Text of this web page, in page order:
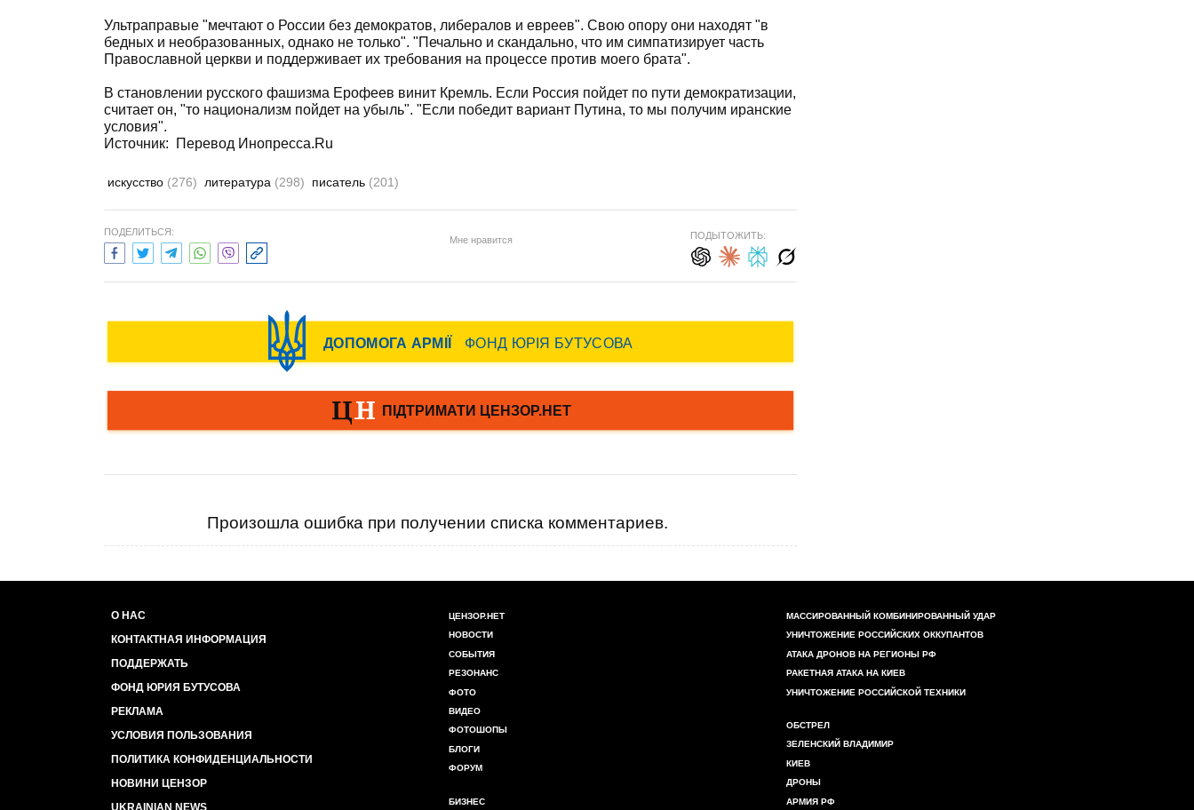
Ультраправые "мечтают о России без демократов, либералов и евреев". Свою опору они находят "в
бедных и необразованных, однако не только". "Печально и скандально, что им симпатизирует часть
Православной церкви и поддерживает их требования на процессе против моего брата".
В становлении русского фашизма Ерофеев винит Кремль. Если Россия пойдет по пути демократизации,
считает он, "то национализм пойдет на убыль". "Если победит вариант Путина, то мы получим иранские
условия".
Источник:
Перевод Инопресса.Ru
искусство (276) литература (298) писатель (201)
ПОДЕЛИТЬСЯ:
Мне нравится ПОДЫТОЖИТЬ:
Произошла ошибка при получении списка комментариев.
О НАС
КОНТАКТНАЯ ИНФОРМАЦИЯ
ПОДДЕРЖАТЬ
ФОНД ЮРИЯ БУТУСОВА
РЕКЛАМА
УСЛОВИЯ ПОЛЬЗОВАНИЯ
ПОЛИТИКА КОНФИДЕНЦИАЛЬНОСТИ
НОВИНИ ЦЕНЗОР
UKRAINIAN NEWS
ЦЕНЗОР.НЕТ
НОВОСТИ
СОБЫТИЯ
РЕЗОНАНС
ФОТО
ВИДЕО
ФОТОШОПЫ
БЛОГИ
ФОРУМ
БИЗНЕС
МАССИРОВАННЫЙ КОМБИНИРОВАННЫЙ УДАР
УНИЧТОЖЕНИЕ РОССИЙСКИХ ОККУПАНТОВ
АТАКА ДРОНОВ НА РЕГИОНЫ РФ
РАКЕТНАЯ АТАКА НА КИЕВ
УНИЧТОЖЕНИЕ РОССИЙСКОЙ ТЕХНИКИ
ОБСТРЕЛ
ЗЕЛЕНСКИЙ ВЛАДИМИР
КИЕВ
ДРОНЫ
АРМИЯ РФ